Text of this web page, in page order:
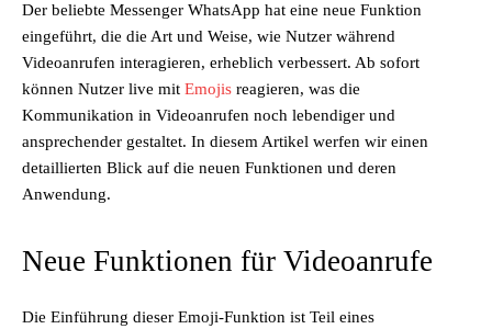
Der beliebte Messenger WhatsApp hat eine neue Funktion
eingeführt, die die Art und Weise, wie Nutzer während
Videoanrufen interagieren, erheblich verbessert. Ab sofort
können Nutzer live mit Emojis reagieren, was die
Kommunikation in Videoanrufen noch lebendiger und
ansprechender gestaltet. In diesem Artikel werfen wir einen
detaillierten Blick auf die neuen Funktionen und deren
Anwendung.
Neue Funktionen für Videoanrufe
Die Einführung dieser Emoji-Funktion ist Teil eines